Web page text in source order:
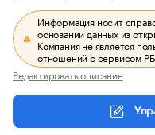
Информация носит
основании данных из
Компания не является
отношений с сервисом
Редактировать описание